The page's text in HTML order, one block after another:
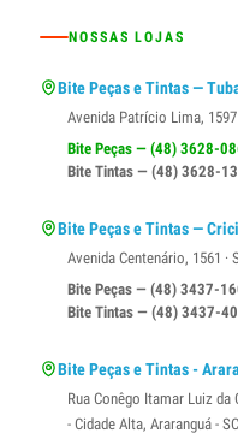
NOSSAS LOJAS
Bite Peças e Tintas —
Avenida Patrício Lima,
Bite Peças — (48) 3628-
Bite Tintas — (48) 3628-
Bite Peças e Tintas —
Avenida Centenário, 1561
Bite Peças — (48) 3437-
Bite Tintas — (48) 3437-
Bite Peças e Tintas -
Rua Conêgo Itamar Luiz
- Cidade Alta, Araranguá -